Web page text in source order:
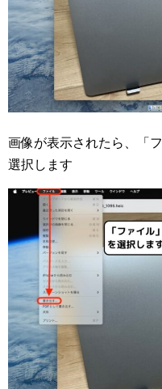
画像が表示されたら、「
選択します